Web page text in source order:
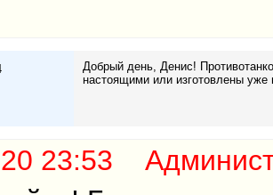
Добрый день, Денис!
настоящими или изготовлены
23:53